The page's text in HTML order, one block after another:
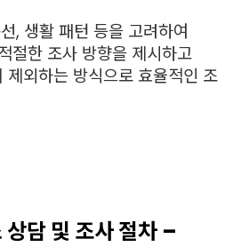
, 생활 패턴 등을 고려하여
절한 조사 방향을 제시하고
제외하는 방식으로 효율적인 조
상담 및 조사 절차 –